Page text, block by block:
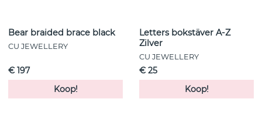
Bear braided brace black
CU JEWELLERY
€ 197
Koop!
Letters bokstäver A-Z
Zilver
CU JEWELLERY
€ 25
Koop!